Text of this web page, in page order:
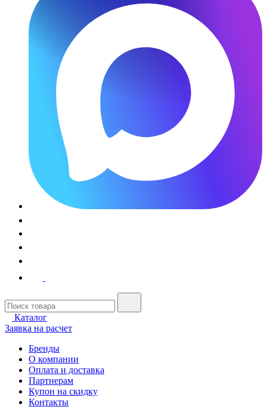
Каталог
Заявка на расчет
Бренды
О компании
Оплата и доставка
Партнерам
Купон на скидку
Контакты